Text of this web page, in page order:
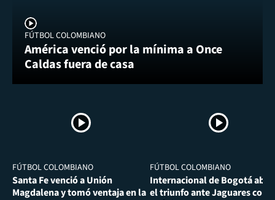
FÚTBOL COLOMBIANO
América venció por la mínima a Once
Caldas fuera de casa
FÚTBOL COLOMBIANO
Santa Fe venció a Unión
Magdalena y tomó ventaja en la
FÚTBOL COLOMBIANO
Internacional de Bogotá
el triunfo ante Jaguares con